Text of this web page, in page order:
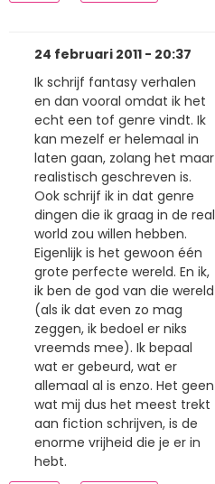
24 februari 2011 - 20:37
Ik schrijf fantasy verhalen
en dan vooral omdat ik het
echt een tof genre vindt. Ik
kan mezelf er helemaal in
laten gaan, zolang het maar
realistisch geschreven is.
Ook schrijf ik in dat genre
dingen die ik graag in de real
world zou willen hebben.
Eigenlijk is het gewoon één
grote perfecte wereld. En ik,
ik ben de god van die wereld
(als ik dat even zo mag
zeggen, ik bedoel er niks
vreemds mee). Ik bepaal
wat er gebeurd, wat er
allemaal al is enzo. Het geen
wat mij dus het meest trekt
aan fiction schrijven, is de
enorme vrijheid die je er in
hebt.